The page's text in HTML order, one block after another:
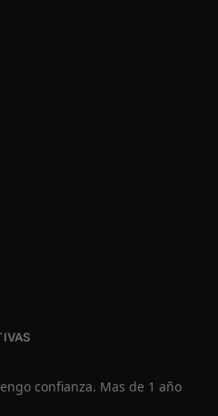
confianza. Mas de 1 año